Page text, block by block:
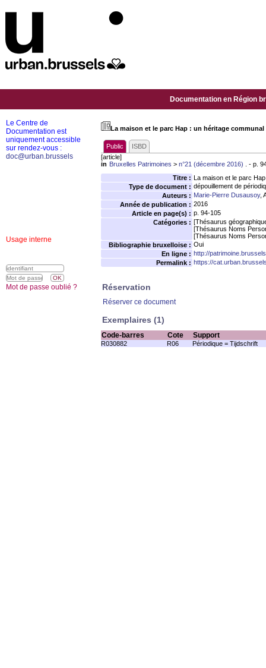
Documentation en Région
La maison et le parc Hap : un héritage communal
Public
ISBD
[article]
in Bruxelles Patrimoines > n°21 (décembre 2016) . - p.
Titre : La maison et le parc
Type de document : dépouillement de
Auteurs : Marie-Pierre Dusausoy,
Année de publication : 2016
Article en page(s) : p. 94-105
Catégories : [Thésaurus
[Thésaurus Noms
[Thésaurus Noms
Bibliographie bruxelloise : Oui
En ligne : http://
Permalink : https://
Réservation
Réserver ce document
Exemplaires (1)
Code-barres Cote Support
R030882 R06 Périodique = Tijdschrift
Le Centre de
Documentation est
uniquement accessible
sur rendez-vous :
doc@urban.brussels
Usage interne
Mot de passe oublié ?